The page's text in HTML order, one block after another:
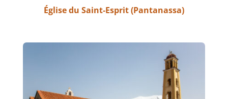
Église du Saint-Esprit (Pantanassa)